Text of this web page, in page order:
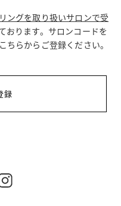
ングを取り扱いサロンで受
おります。サロンコードを
らからご登録ください。
録